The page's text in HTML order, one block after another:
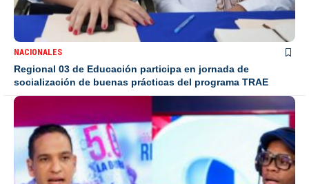
NACIONALES
Regional 03 de Educación participa en jornada de
socialización de buenas prácticas del programa TRAE